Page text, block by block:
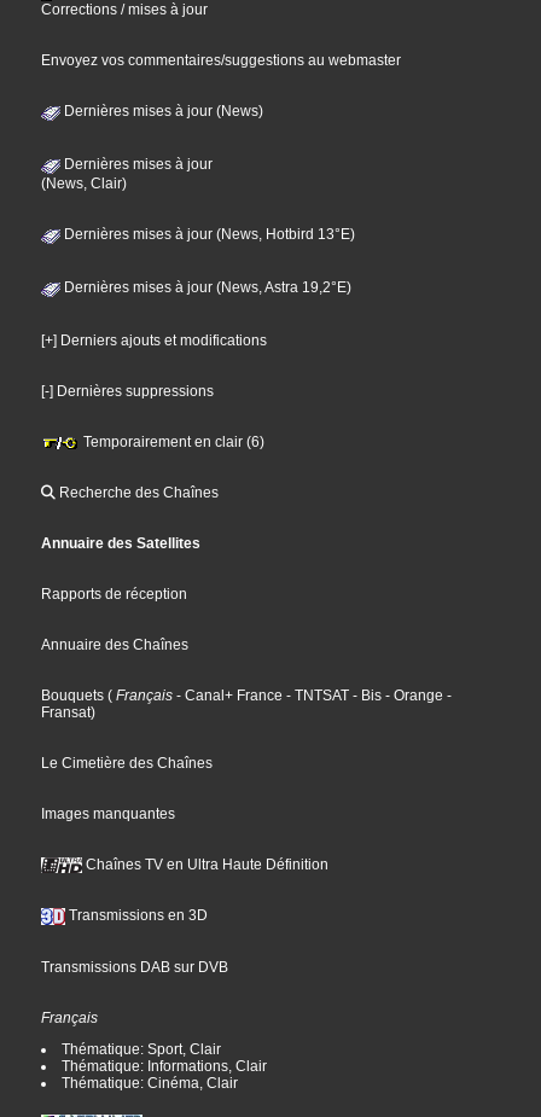
Corrections / mises à jour
Envoyez vos commentaires/suggestions au webmaster
Dernières mises à jour (News)
Dernières mises à jour
(News, Clair)
Dernières mises à jour (News, Hotbird 13°E)
Dernières mises à jour (News, Astra 19,2°E)
[+] Derniers ajouts et modifications
[-] Dernières suppressions
Temporairement en clair (6)
Recherche des Chaînes
Annuaire des Satellites
Rapports de réception
Annuaire des Chaînes
Bouquets ( Français - Canal+ France - TNTSAT - Bis - Orange -
Fransat)
Le Cimetière des Chaînes
Images manquantes
Chaînes TV en Ultra Haute Définition
Transmissions en 3D
Transmissions DAB sur DVB
Français
Thématique: Sport, Clair
Thématique: Informations, Clair
Thématique: Cinéma, Clair